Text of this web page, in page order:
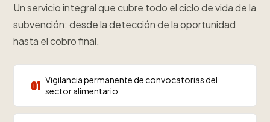
Un servicio integral que cubre todo el ciclo de vida de la
subvención: desde la detección de la oportunidad
hasta el cobro final.
01 Vigilancia permanente de convocatorias del
sector alimentario